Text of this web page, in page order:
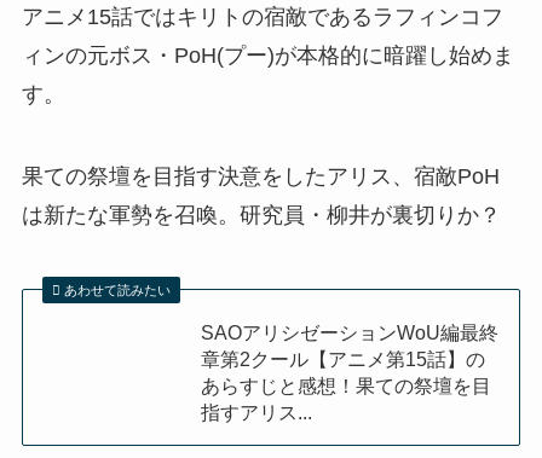
アニメ15話ではキリトの宿敵であるラフィンコフ
ィンの元ボス・PoH(プー)が本格的に暗躍し始めま
す。
果ての祭壇を目指す決意をしたアリス、宿敵PoH
は新たな軍勢を召喚。研究員・柳井が裏切りか？
あわせて読みたい
SAOアリシゼーションWoU編最終
章第2クール【アニメ第15話】の
あらすじと感想！果ての祭壇を目
指すアリス...